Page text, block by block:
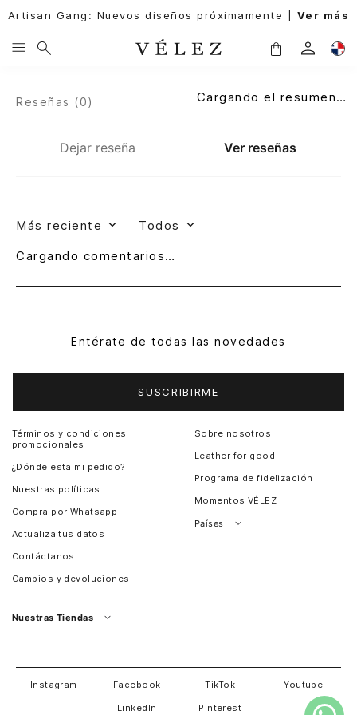
Artisan Gang: Nuevos diseños próximamente | Ver más
Dejar reseña Ver reseñas
Reseñas (0) Cargando el resumen…
Más reciente Todos
Cargando comentarios…
Entérate de todas las novedades
SUSCRIBIRME
Términos y condiciones
promocionales
¿Dónde esta mi pedido?
Nuestras políticas
Compra por Whatsapp
Actualiza tus datos
Contáctanos
Cambios y devoluciones
Sobre nosotros
Leather for good
Programa de fidelización
Momentos VÉLEZ
Países
Costa Rica
Nuestras Tiendas
Instagram
Facebook TikTok Youtube
LinkedIn Pinterest